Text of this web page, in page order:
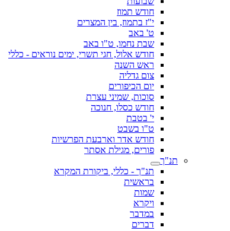
חודש תמוז
י"ז בתמוז, בין המצרים
ט' באב
שבת נחמו, ט"ו באב
חודש אלול, חגי תשרי, ימים נוראים - כללי
ראש השנה
צום גדליה
יום הכיפורים
סוכות, שמיני עצרת
חודש כסלו, חנוכה
י' בטבת
ט"ו בשבט
חודש אדר וארבעת הפרשיות
פורים, מגילת אסתר
תנ"ך
תנ"ך - כללי, ביקורת המקרא
בראשית
שמות
ויקרא
במדבר
דברים